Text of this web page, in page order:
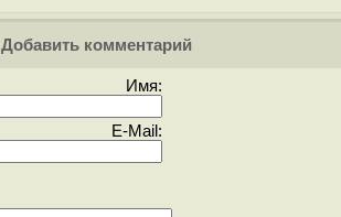
Добавить комментарий
Имя:
E-Mail: